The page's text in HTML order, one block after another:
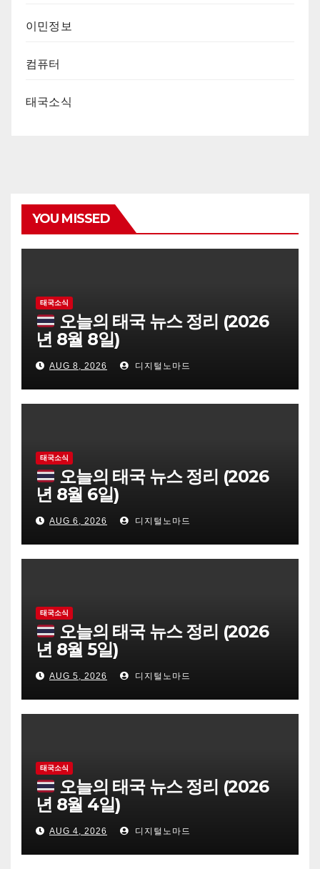
이민정보
컴퓨터
태국소식
YOU MISSED
태국소식
오늘의 태국 뉴스 정리 (2026
년 8월 8일)
AUG 8, 2026 디지털노마드
태국소식
오늘의 태국 뉴스 정리 (2026
년 8월 6일)
AUG 6, 2026 디지털노마드
태국소식
오늘의 태국 뉴스 정리 (2026
년 8월 5일)
AUG 5, 2026 디지털노마드
태국소식
오늘의 태국 뉴스 정리 (2026
년 8월 4일)
AUG 4, 2026 디지털노마드